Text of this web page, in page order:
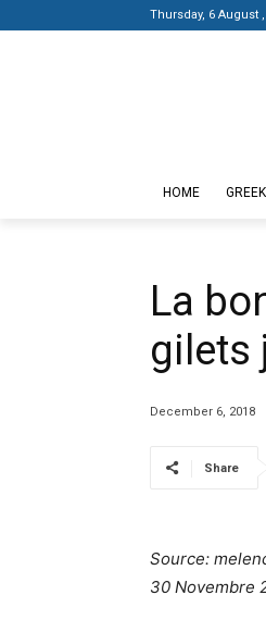
Thursday, 6 August ,
HOME
La
gilets
December 6, 2018
Share
Source:
30 Novembre